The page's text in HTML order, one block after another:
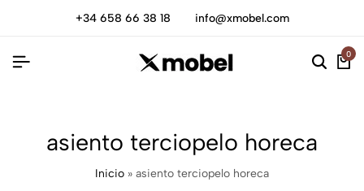
+34 658 66 38 18 info@xmobel.com
0
asiento terciopelo horeca
Inicio » asiento terciopelo horeca